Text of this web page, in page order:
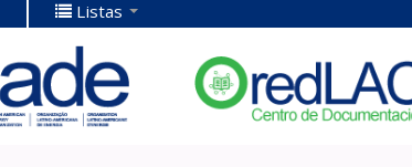
Listas